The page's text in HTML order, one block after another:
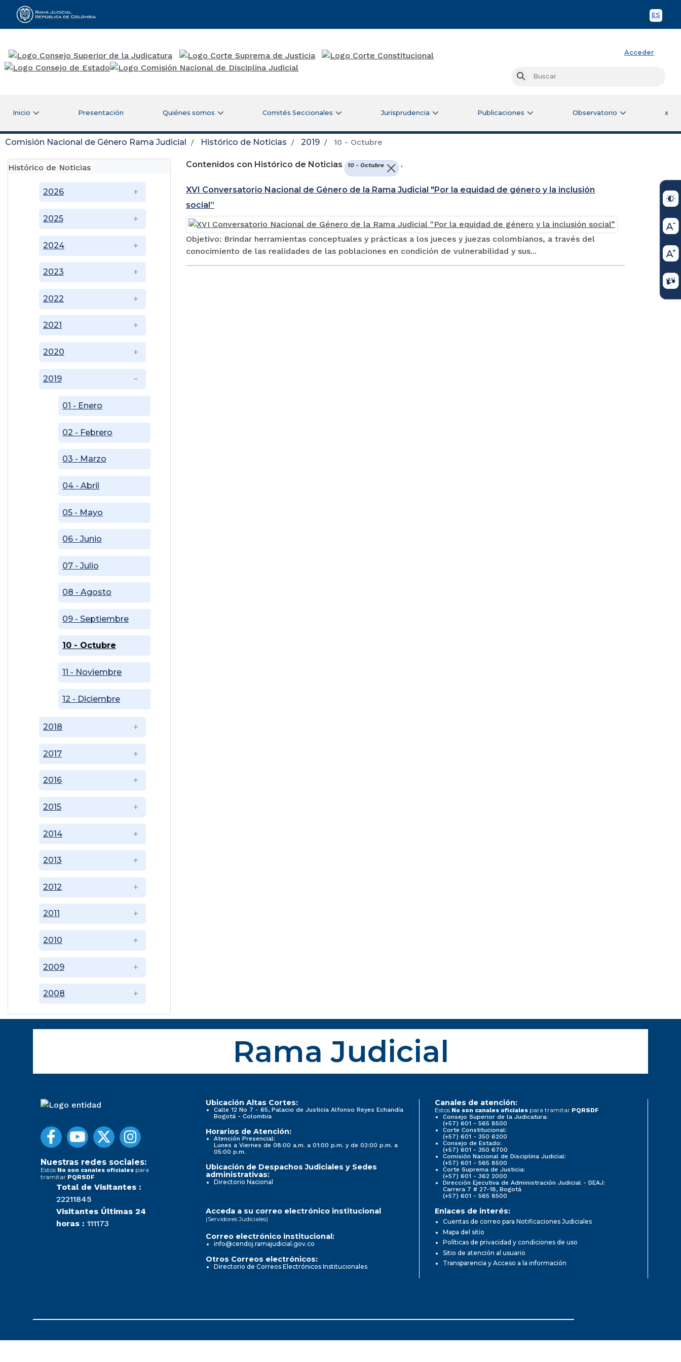
ES
Rama Judicial
Acceder
Buscar
Inicio Presentación Quiénes somos Comités Seccionales Jurisprudencia Publicaciones Observatorio x
Comisión Nacional de Género Rama Judicial Histórico de Noticias 2019 10 - Octubre
Histórico de Noticias
2008
2009
2010
2011
2012
2013
2014
2015
2016
2017
2018
2019
01 - Enero
02 - Febrero
03 - Marzo
04 - Abril
05 - Mayo
06 - Junio
07 - Julio
08 - Agosto
09 - Septiembre
10 - Octubre
11 - Noviembre
12 - Diciembre
2020
2021
2022
2023
2024
2025
2026
Contenidos con Histórico de Noticias 10 - Octubre .
XVI Conversatorio Nacional de Género de la Rama Judicial "Por la equidad de género y la inclusión
social”
Objetivo: Brindar herramientas conceptuales y prácticas a los jueces y juezas colombianos, a través del
conocimiento de las realidades de las poblaciones en condición de vulnerabilidad y sus...
Rama Judicial
Nuestras redes sociales:
Estos No son canales oficiales para
tramitar PQRSDF
Total de Visitantes :
22211845
Visitantes Últimas 24
horas : 111173
Ubicación Altas Cortes:
Calle 12 No 7 - 65, Palacio de Justicia Alfonso Reyes Echandía
Bogotá - Colombia
Horarios de Atención:
Atención Presencial:
Lunes a Viernes de 08:00 a.m. a 01:00 p.m. y de 02:00 p.m. a
05:00 p.m.
Ubicación de Despachos Judiciales y Sedes
administrativas:
Directorio Nacional
Canales de atención:
Estos No son canales oficiales para tramitar PQRSDF
Consejo Superior de la Judicatura:
(+57) 601 - 565 8500
Corte Constitucional:
(+57) 601 - 350 6200
Consejo de Estado:
(+57) 601 - 350 6700
Comisión Nacional de Disciplina Judicial:
(+57) 601 - 565 8500
Corte Suprema de Justicia:
(+57) 601 - 362 2000
Dirección Ejecutiva de Administración Judicial - DEAJ:
Carrera 7 # 27-18, Bogotá
(+57) 601 - 565 8500
Acceda a su correo electrónico institucional
(Servidores Judiciales)
Correo electrónico institucional:
info@cendoj.ramajudicial.gov.co
Otros Correos electrónicos:
Directorio de Correos Electrónicos Institucionales
Enlaces de interés:
Cuentas de correo para Notificaciones Judiciales
Mapa del sitio
Políticas de privacidad y condiciones de uso
Sitio de atención al usuario
Transparencia y Acceso a la información